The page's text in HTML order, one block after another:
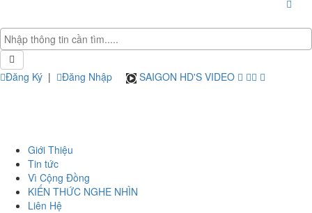
Đăng Ký | Đăng Nhập SAIGON HD'S VIDEO
Giới Thiệu
Tin tức
Vì Cộng Đồng
KIẾN THỨC NGHE NHÌN
Liên Hệ